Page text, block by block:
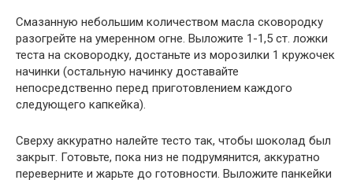
Смазанную небольшим количеством масла сковородку
разогрейте на умеренном огне. Выложите 1-1,5 ст. ложки
теста на сковородку, достаньте из морозилки 1 кружочек
начинки (остальную начинку доставайте
непосредственно перед приготовлением каждого
следующего капкейка).
Сверху аккуратно налейте тесто так, чтобы шоколад был
закрыт. Готовьте, пока низ не подрумянится, аккуратно
переверните и жарьте до готовности. Выложите панкейки